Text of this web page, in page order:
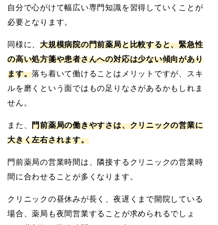
自分で心がけて幅広い専門知識を習得していくことが
必要となります。
同様に、大規模病院の門前薬局と比較すると、緊急性
の高い処方箋や患者さんへの対応は少ない傾向があり
ます。落ち着いて働けることはメリットですが、スキ
ルを磨くという面ではもの足りなさがあるかもしれま
せん。
また、門前薬局の働きやすさは、クリニックの営業に
大きく左右されます。
門前薬局の営業時間は、隣接するクリニックの営業時
間に合わせることが多くなります。
クリニックの昼休みが長く、夜遅くまで開院している
場合、薬局も夜間営業することが求められるでしょ